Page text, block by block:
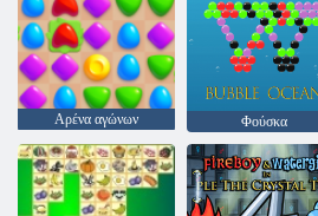
Αρένα αγώνων Φούσκα